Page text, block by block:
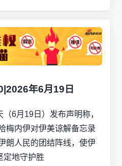
年6月19日
6月19日）发布声明称，
梅内伊对伊美谅解备忘录
朗人民的团结阵线，使伊
定地守护胜